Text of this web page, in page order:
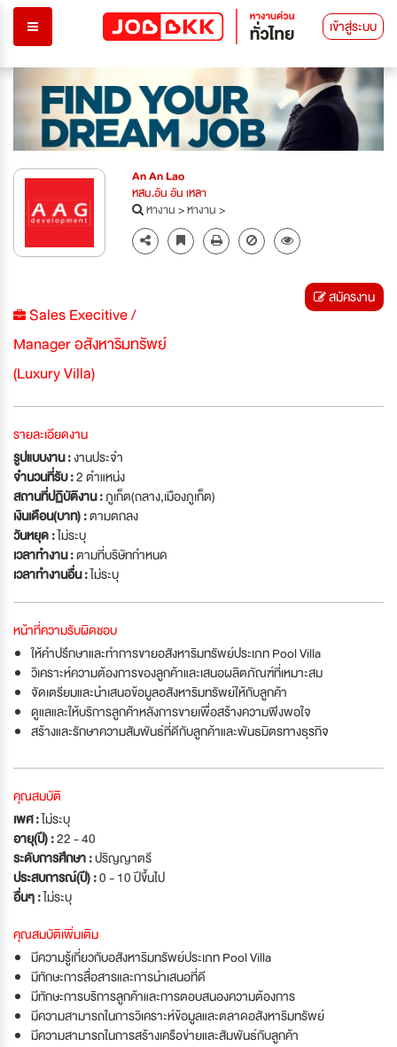
เข้าสู่ระบบ
An An Lao
หสม.อัน อัน เหลา
หางาน>หางาน>
Sales Execitive /
Manager อสังหาริมทรัพย์
(Luxury Villa)
สมัครงาน
รายละเอียดงาน
รูปแบบงาน :งานประจำ
จำนวนที่รับ :2 ตำแหน่ง
สถานที่ปฏิบัติงาน :ภูเก็ต(ถลาง,เมืองภูเก็ต)
เงินเดือน(บาท) :ตามตกลง
วันหยุด :ไม่ระบุ
เวลาทำงาน :ตามที่บริษัทกำหนด
เวลาทำงานอื่น :ไม่ระบุ
หน้าที่ความรับผิดชอบ
ให้คำปรึกษาและทำการขายอสังหาริมทรัพย์ประเภท Pool Villa
วิเคราะห์ความต้องการของลูกค้าและเสนอผลิตภัณฑ์ที่เหมาะสม
จัดเตรียมและนำเสนอข้อมูลอสังหาริมทรัพย์ให้กับลูกค้า
ดูแลและให้บริการลูกค้าหลังการขายเพื่อสร้างความพึงพอใจ
สร้างและรักษาความสัมพันธ์ที่ดีกับลูกค้าและพันธมิตรทางธุรกิจ
คุณสมบัติ
เพศ :ไม่ระบุ
อายุ(ปี) :22 - 40
ระดับการศึกษา :ปริญญาตรี
ประสบการณ์(ปี) :0 - 10 ปีขึ้นไป
อื่นๆ :ไม่ระบุ
คุณสมบัติเพิ่มเติม
มีความรู้เกี่ยวกับอสังหาริมทรัพย์ประเภท Pool Villa
มีทักษะการสื่อสารและการนำเสนอที่ดี
มีทักษะการบริการลูกค้าและการตอบสนองความต้องการ
มีความสามารถในการวิเคราะห์ข้อมูลและตลาดอสังหาริมทรัพย์
มีความสามารถในการสร้างเครือข่ายและสัมพันธ์กับลูกค้า